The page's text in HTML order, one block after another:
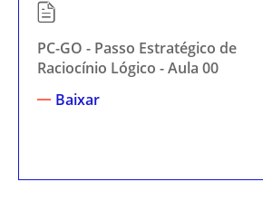
PC-GO - Passo Estratégico de
Raciocínio Lógico - Aula 00
Baixar